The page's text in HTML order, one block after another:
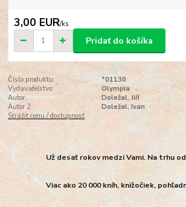
3,00 EUR/ks
Pridať do košíka
Číslo produktu:
*01130
Vydavateľstvo:
Olympia
Autor:
Doležal, Jiří
Autor 2.:
Doležal, Ivan
Strážiť cenu / dostupnosť
Už desať rokov medzi Vami. Na trhu
Viac ako 20 000 kníh, knižočiek,